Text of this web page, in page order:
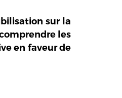
sur la
les
en faveur de